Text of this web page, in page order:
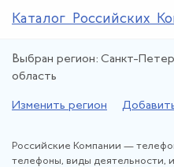
Каталог Российских
Выбран регион: Санкт-
область
Изменить регион
Российские Компании —
телефоны, виды деятельности,